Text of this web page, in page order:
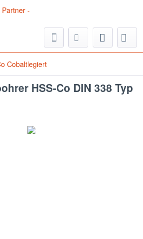
Cobaltlegiert
HSS-Co DIN 338 Typ